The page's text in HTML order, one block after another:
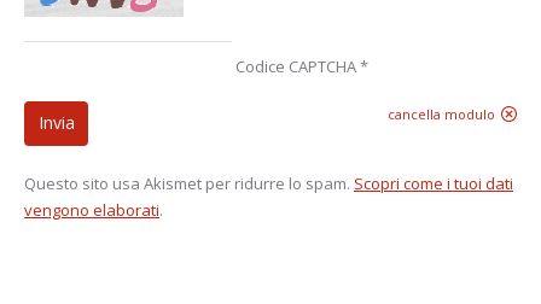
Codice CAPTCHA*
cancella modulo
Invia
Questo sito usa Akismet per ridurre lo spam. Scopri come i tuoi dati
vengono elaborati.